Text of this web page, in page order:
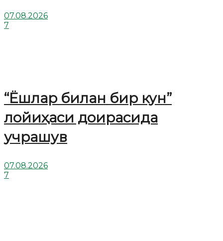
07.08.2026
7
“Ёшлар билан бир кун”
лойиҳаси доирасида
учрашув
07.08.2026
7